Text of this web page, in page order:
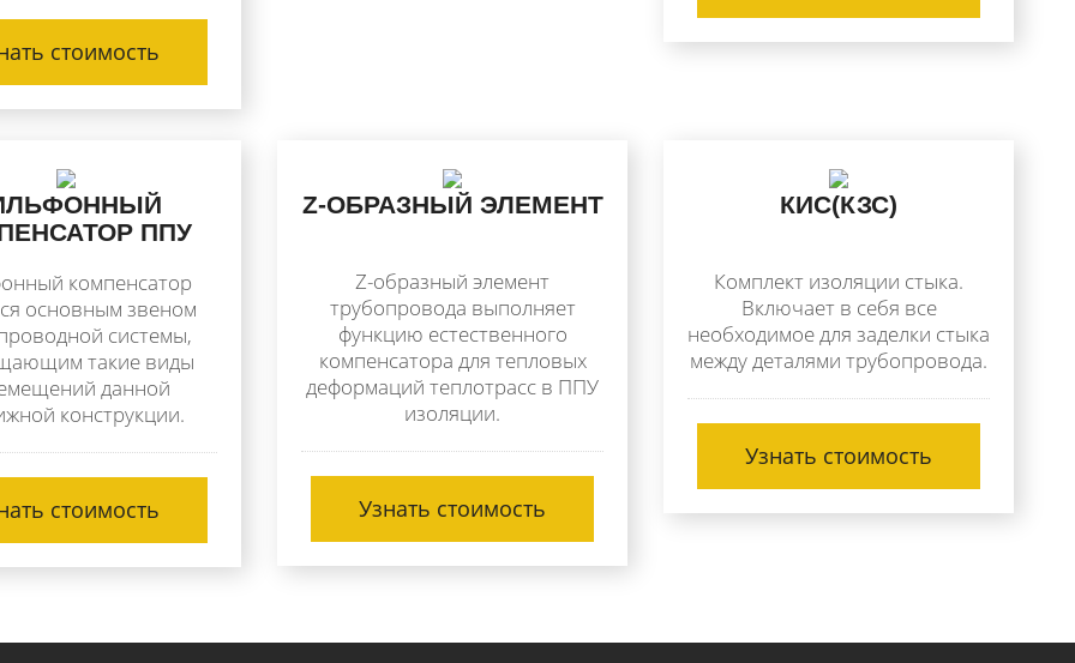
стоимость
ППУ
компенсатор
основным звеном
системы,
такие виды
данной
конструкции.
стоимость
Z-ОБРАЗНЫЙ ЭЛЕМЕНТ
Z-образный элемент
трубопровода выполняет
функцию естественного
компенсатора для тепловых
деформаций теплотрасс в ППУ
изоляции.
Узнать стоимость
КИС(КЗС)
Комплект изоляции стыка.
Включает в себя все
необходимое для заделки стыка
между деталями трубопровода.
Узнать стоимость